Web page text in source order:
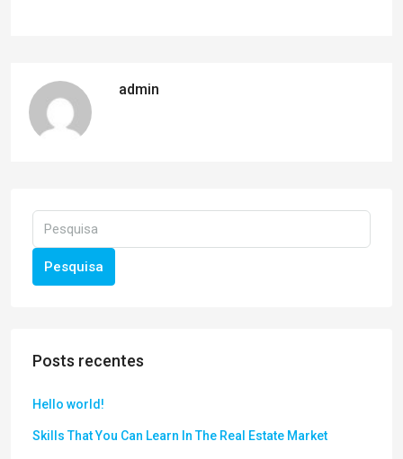
admin
Pesquisa
Posts recentes
Hello world!
Skills That You Can Learn In The Real Estate Market